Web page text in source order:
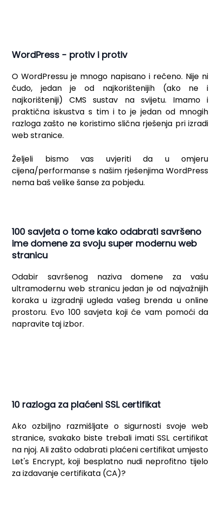
WordPress - protiv i protiv
O WordPressu je mnogo napisano i rečeno. Nije ni
čudo, jedan je od najkorištenijih (ako ne i
najkorišteniji) CMS sustav na svijetu. Imamo i
praktična iskustva s tim i to je jedan od mnogih
razloga zašto ne koristimo slična rješenja pri izradi
web stranice.
Željeli bismo vas uvjeriti da u omjeru
cijena/performanse s našim rješenjima WordPress
nema baš velike šanse za pobjedu.
100 savjeta o tome kako odabrati savršeno
ime domene za svoju super modernu web
stranicu
Odabir savršenog naziva domene za vašu
ultramodernu web stranicu jedan je od najvažnijih
koraka u izgradnji ugleda vašeg brenda u online
prostoru. Evo 100 savjeta koji će vam pomoći da
napravite taj izbor.
10 razloga za plaćeni SSL certifikat
Ako ozbiljno razmišljate o sigurnosti svoje web
stranice, svakako biste trebali imati SSL certifikat
na njoj. Ali zašto odabrati plaćeni certifikat umjesto
Let's Encrypt, koji besplatno nudi neprofitno tijelo
za izdavanje certifikata (CA)?